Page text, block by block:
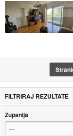
FILTRIRAJ REZULTATE
Županija
---